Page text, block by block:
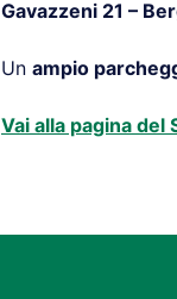
Gavazzeni 21 –
Un ampio
Vai alla pagina del